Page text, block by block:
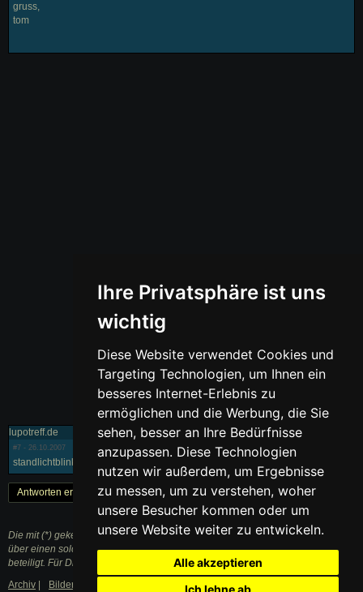
Ihre Privatsphäre ist uns
wichtig
Diese Website verwendet Cookies und
Targeting Technologien, um Ihnen ein
besseres Internet-Erlebnis zu
ermöglichen und die Werbung, die Sie
sehen, besser an Ihre Bedürfnisse
anzupassen. Diese Technologien
nutzen wir außerdem, um Ergebnisse
zu messen, um zu verstehen, woher
unsere Besucher kommen oder um
unsere Website weiter zu entwickeln.
Alle akzeptieren
Ich lehne ab
gruss,
tom
lupotreff.de
#7 - 26.10.2007
standlichtblinker vw eintragen lupo standlicht blinker
« Zurück 1 Weiter »
Antworten erstellen
Die mit (*) gekennzeichneten Links sind sogenannte Affiliate Links. Kommt
über einen solchen Link ein Einkauf zustande, werden wir mit einer Provision
beteiligt. Für Dich entstehen dabei keine Mehrkosten.
Archiv
Bilder | Impressum